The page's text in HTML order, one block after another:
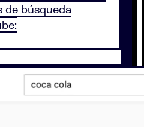
de búsqueda